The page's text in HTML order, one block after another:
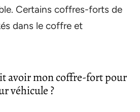
Certains coffres-forts de
dans le coffre et
avoir mon coffre-fort pour
véhicule ?